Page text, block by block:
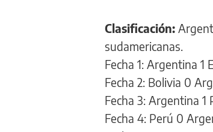
Clasificación:
sudamericanas.
Fecha 1: Argentina 1
Fecha 2: Bolivia 0
Fecha 3: Argentina 1
Fecha 4: Perú 0